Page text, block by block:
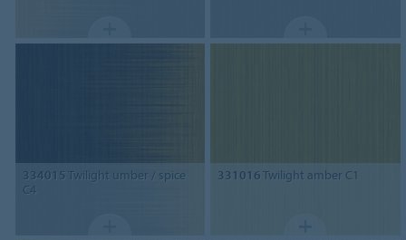
334015 Twilight umber / spice
C4
331016Twilight amber C1